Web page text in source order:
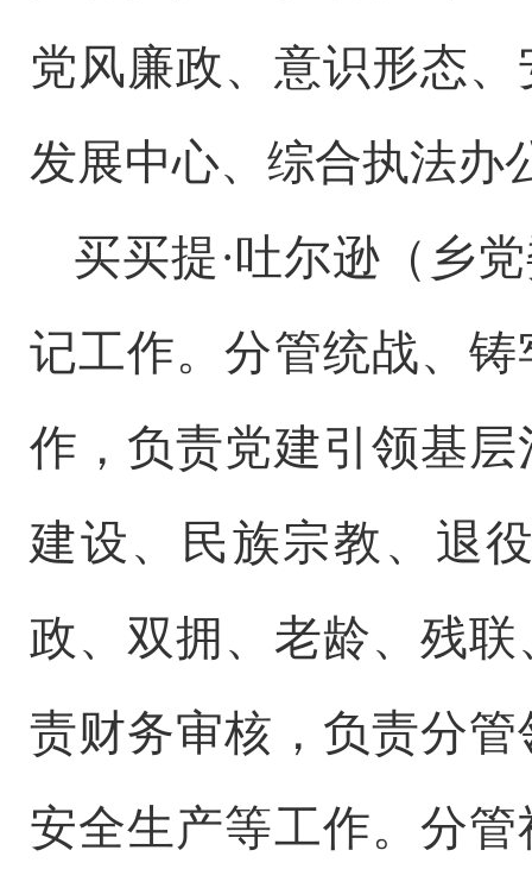
党风廉政、意识形态
发展中心、综合执法办
买买提·吐尔逊（乡
记工作。分管统战、
作，负责党建引领基
建设、民族宗教、退
政、双拥、老龄、 残联
责财务审核， 负责分
安全生产等工作。 分管